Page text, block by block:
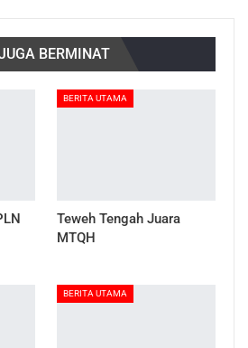
BERMINAT
BERITA UTAMA
Teweh Tengah Juara
MTQH
BERITA UTAMA